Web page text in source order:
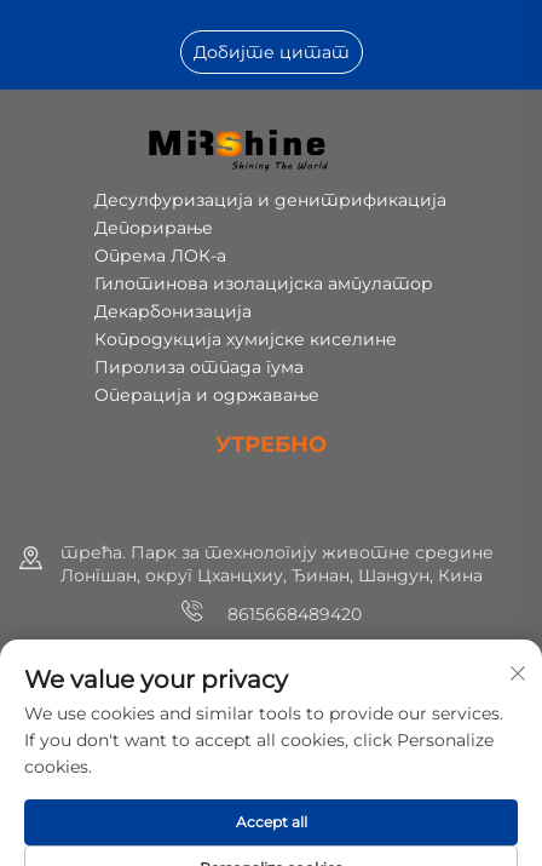
Добијте цитат
Десулфуризација и денитрификација
Депорирање
Опрема ЛОК-а
Гилотинова изолацијска ампулатор
Декарбонизација
Копродукција хумијске киселине
Пиролиза отпада гума
Операција и одржавање
УТРЕБНО
трећа. Парк за технологију животне средине
Лонгшан, округ Цханцхиу, Ђинан, Шандун, Кина
8615668489420
[email protected]
Цо., Лтд. Сва права су резервисана.
We value your privacy
We use cookies and similar tools to provide our services.
If you don't want to accept all cookies, click Personalize
cookies.
Accept all